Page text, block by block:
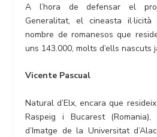
A l’hora de defensar el
Generalitat, el cineasta
nombre de romanesos que
uns 143.000, molts d’ells nascuts
Vicente Pascual
Natural d’Elx, encara que
Raspeig i Bucarest
d’Imatge de la Universitat